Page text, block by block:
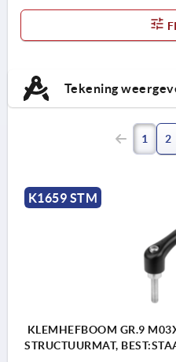
Tekening
1 2
K1659 STM
KLEMHEFBOOM GR.9
STRUCTUURMAT,